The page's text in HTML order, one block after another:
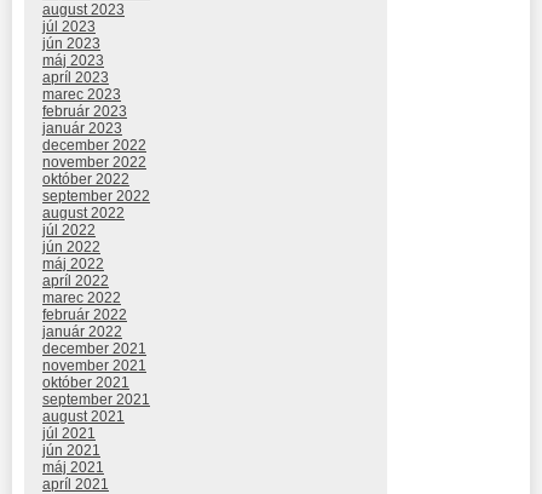
august 2023
júl 2023
jún 2023
máj 2023
apríl 2023
marec 2023
február 2023
január 2023
december 2022
november 2022
október 2022
september 2022
august 2022
júl 2022
jún 2022
máj 2022
apríl 2022
marec 2022
február 2022
január 2022
december 2021
november 2021
október 2021
september 2021
august 2021
júl 2021
jún 2021
máj 2021
apríl 2021